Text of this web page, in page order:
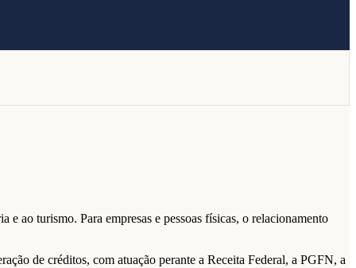
ao turismo. Para empresas e pessoas físicas, o relacionamento
de créditos, com atuação perante a Receita Federal, a PGFN, a